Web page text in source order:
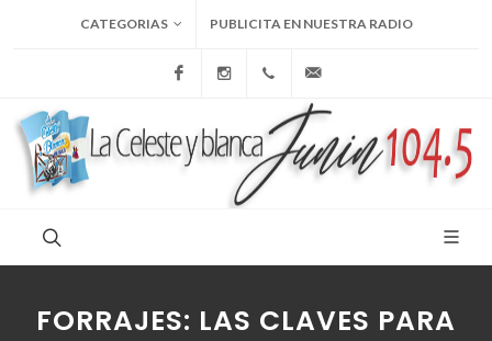
CATEGORIAS PUBLICITA EN NUESTRA RADIO
FacebookInstagram+54 9 236 465-4833
FORRAJES: LAS CLAVES PARA